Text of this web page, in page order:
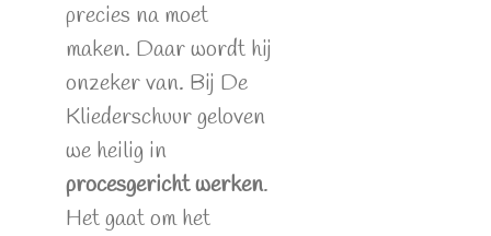
precies na moet
maken. Daar wordt hij
onzeker van. Bij De
Kliederschuur geloven
we heilig in
procesgericht werken.
Het gaat om het